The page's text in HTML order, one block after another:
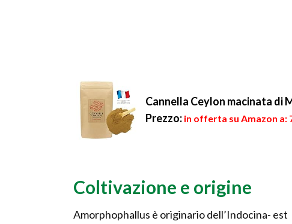
Cannella Ceylon macinata di
Prezzo: in offerta su Amazon a:
Coltivazione e origine
Amorphophallus è originario dell’Indocina- est